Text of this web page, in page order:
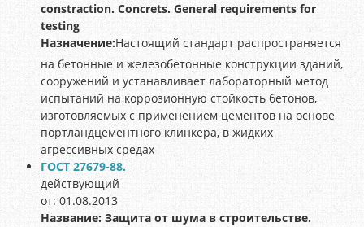
constraction. Concrets. General requirements for
testing
Назначение:Настоящий стандарт распространяется
на бетонные и железобетонные конструкции зданий,
сооружений и устанавливает лабораторный метод
испытаний на коррозионную стойкость бетонов,
изготовляемых с применением цементов на основе
портландцементного клинкера, в жидких
агрессивных средах
ГОСТ 27679-88.
действующий
от: 01.08.2013
Название: Защита от шума в строительстве.